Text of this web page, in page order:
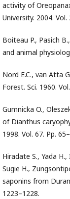
activity of
University. 2004.
Boiteau P., Pasich
and animal
Nord E.C., van Atta
Forest. Sci. 1960.
Gumnicka O.,
of Dianthus
1998. Vol. 67. Pp.
Hiradate S., Yada
Sugie H.,
saponins from
1223–1228.